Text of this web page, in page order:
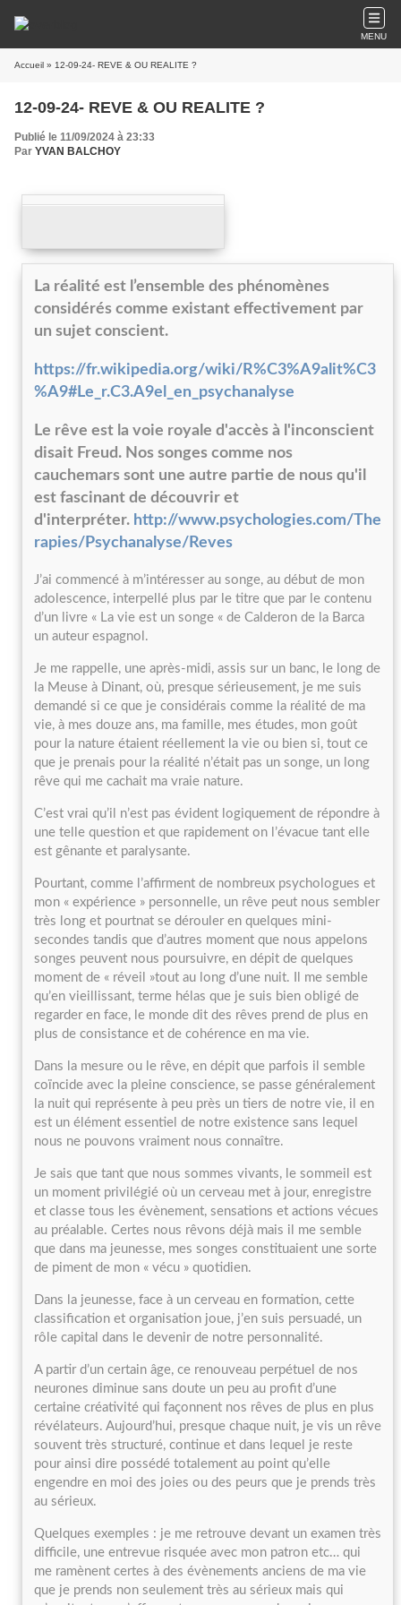
MENU
Accueil » 12-09-24- REVE & OU REALITE ?
12-09-24- REVE & OU REALITE ?
Publié le 11/09/2024 à 23:33
Par YVAN BALCHOY
La réalité est l’ensemble des phénomènes
considérés comme existant effectivement par
un sujet conscient.
https://fr.wikipedia.org/wiki/R%C3%A9alit%C3
%A9#Le_r.C3.A9el_en_psychanalyse
Le rêve est la voie royale d'accès à l'inconscient
disait Freud. Nos songes comme nos
cauchemars sont une autre partie de nous qu'il
est fascinant de découvrir et
d'interpréter. http://www.psychologies.com/The
rapies/Psychanalyse/Reves
J’ai commencé à m’intéresser au songe, au début de mon
adolescence, interpellé plus par le titre que par le contenu
d’un livre « La vie est un songe « de Calderon de la Barca
un auteur espagnol.
Je me rappelle, une après-midi, assis sur un banc, le long de
la Meuse à Dinant, où, presque sérieusement, je me suis
demandé si ce que je considérais comme la réalité de ma
vie, à mes douze ans, ma famille, mes études, mon goût
pour la nature étaient réellement la vie ou bien si, tout ce
que je prenais pour la réalité n’était pas un songe, un long
rêve qui me cachait ma vraie nature.
C’est vrai qu’il n’est pas évident logiquement de répondre à
une telle question et que rapidement on l’évacue tant elle
est gênante et paralysante.
Pourtant, comme l’affirment de nombreux psychologues et
mon « expérience » personnelle, un rêve peut nous sembler
très long et pourtnat se dérouler en quelques mini-
secondes tandis que d’autres moment que nous appelons
songes peuvent nous poursuivre, en dépit de quelques
moment de « réveil »tout au long d’une nuit. Il me semble
qu’en vieillissant, terme hélas que je suis bien obligé de
regarder en face, le monde dit des rêves prend de plus en
plus de consistance et de cohérence en ma vie.
Dans la mesure ou le rêve, en dépit que parfois il semble
coïncide avec la pleine conscience, se passe généralement
la nuit qui représente à peu près un tiers de notre vie, il en
est un élément essentiel de notre existence sans lequel
nous ne pouvons vraiment nous connaître.
Je sais que tant que nous sommes vivants, le sommeil est
un moment privilégié où un cerveau met à jour, enregistre
et classe tous les évènement, sensations et actions vécues
au préalable. Certes nous rêvons déjà mais il me semble
que dans ma jeunesse, mes songes constituaient une sorte
de piment de mon « vécu » quotidien.
Dans la jeunesse, face à un cerveau en formation, cette
classification et organisation joue, j’en suis persuadé, un
rôle capital dans le devenir de notre personnalité.
A partir d’un certain âge, ce renouveau perpétuel de nos
neurones diminue sans doute un peu au profit d’une
certaine créativité qui façonnent nos rêves de plus en plus
révélateurs. Aujourd’hui, presque chaque nuit, je vis un rêve
souvent très structuré, continue et dans lequel je reste
pour ainsi dire possédé totalement au point qu’elle
engendre en moi des joies ou des peurs que je prends très
au sérieux.
Quelques exemples : je me retrouve devant un examen très
difficile, une entrevue risquée avec mon patron etc… qui
me ramènent certes à des évènements anciens de ma vie
que je prends non seulement très au sérieux mais qui